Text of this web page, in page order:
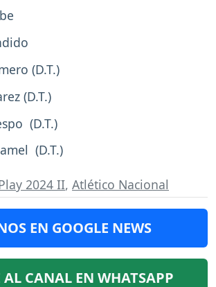
(D.T.)
(D.T.)
(D.T.)
(D.T.)
2024 II, Atlético Nacional
EN GOOGLE NEWS
AL CANAL EN WHATSAPP